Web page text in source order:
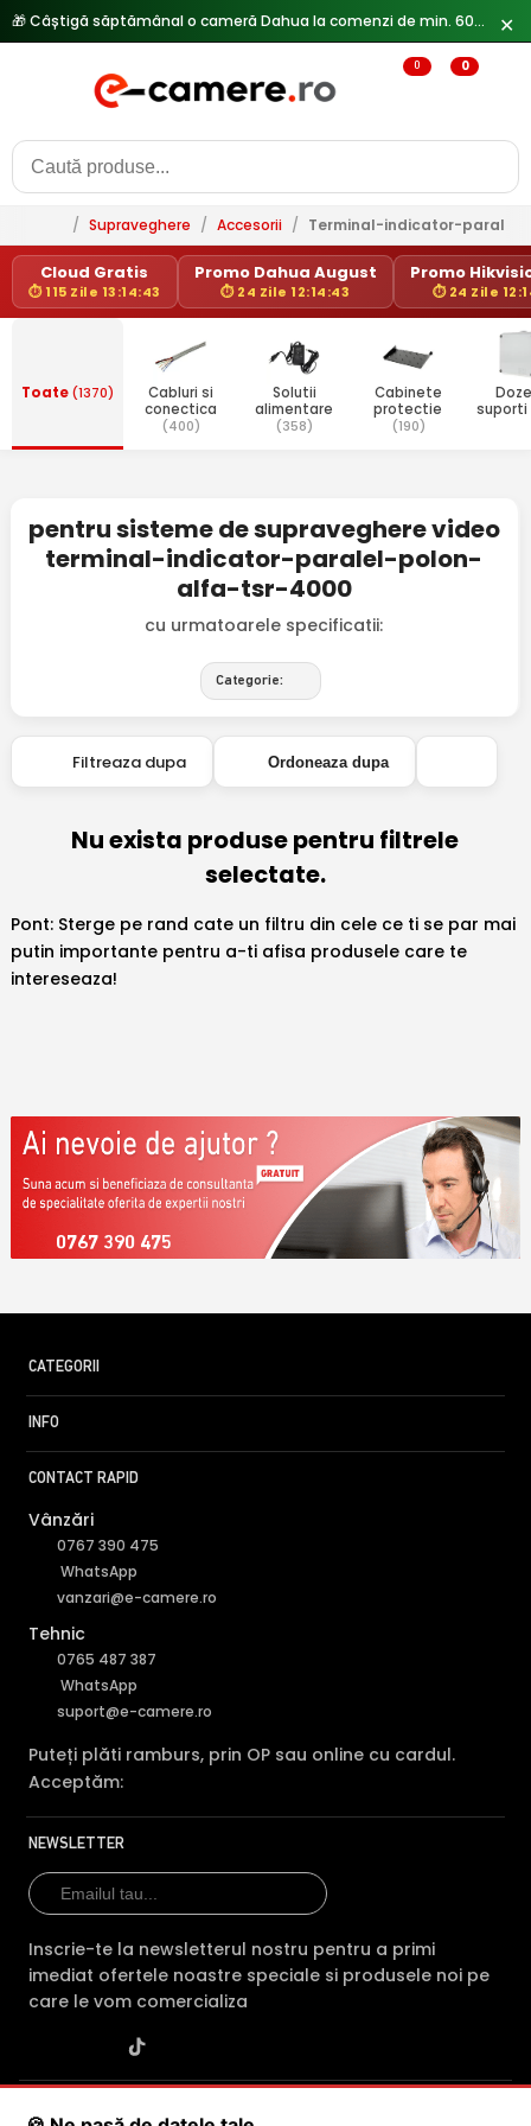
🎁 Câștigă săptămânal o cameră Dahua la comenzi de min. 600 lei — ✕
0 0
/ Supraveghere / Accesorii / Terminal-indicator-
Cloud Gratis
⏱ 115 Zile 13:14:43
Promo Dahua August
⏱ 24 Zile 12:14:43
Promo
⏱ 24 Zile
Toate(1370)
Cabluri si
conectica
(400)
Solutii
alimentare
(358)
Cabinete
protectie
(190)
suporti
pentru sisteme de supraveghere video
terminal-indicator-paralel-polon-
alfa-tsr-4000
cu urmatoarele specificatii:
Categorie:
Filtreaza dupa Ordoneaza dupa
Nu exista produse pentru filtrele
selectate.
Pont: Sterge pe rand cate un filtru din cele ce ti se par mai
putin importante pentru a-ti afisa produsele care te
intereseaza!
0767 390 475
CATEGORII
INFO
CONTACT RAPID
Vânzări
0767 390 475
WhatsApp
vanzari@e-camere.ro
Tehnic
0765 487 387
WhatsApp
suport@e-camere.ro
Puteți plăti ramburs, prin OP sau online cu cardul.
Acceptăm:
NEWSLETTER
Inscrie-te la newsletterul nostru pentru a primi
imediat ofertele noastre speciale si produsele noi pe
care le vom comercializa
SC POLITES ONLINE SRL